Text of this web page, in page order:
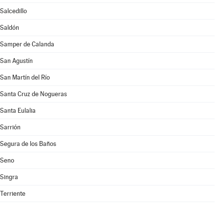
Salcedillo
Saldón
Samper de Calanda
San Agustín
San Martín del Río
Santa Cruz de Nogueras
Santa Eulalia
Sarrión
Segura de los Baños
Seno
Singra
Terriente